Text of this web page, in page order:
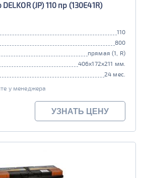
(JP) 110 пр (130E41R)
110
800
прямая (1, R)
406x172x211 мм.
24 мес.
у менеджера
УЗНАТЬ ЦЕНУ